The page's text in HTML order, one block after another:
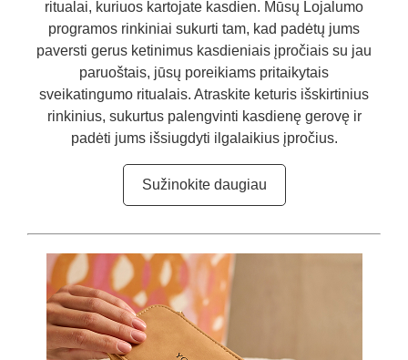
ritualai, kuriuos kartojate kasdien. Mūsų Lojalumo
programos rinkiniai sukurti tam, kad padėtų jums
paversti gerus ketinimus kasdieniais įpročiais su jau
paruoštais, jūsų poreikiams pritaikytais
sveikatingumo ritualais. Atraskite keturis išskirtinius
rinkinius, sukurtus palengvinti kasdienę gerovę ir
padėti jums išsiugdyti ilgalaikius įpročius.
Sužinokite daugiau